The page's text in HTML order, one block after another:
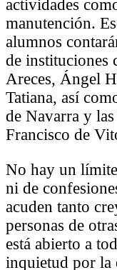
actividades
manutención.
alumnos
de instituciones
Areces, Ángel
Tatiana, así
de Navarra y
Francisco de
No hay un
ni de
acuden tanto
personas de
está abierto a
inquietud por la